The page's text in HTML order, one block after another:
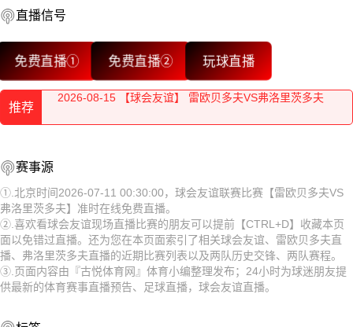
直播信号
免费直播① 免费直播② 玩球直播
推荐
2026-08-15 【球会友谊】 雷欧贝多夫VS弗洛里茨多夫
2026-08-15 【球会友谊】 雷欧贝多夫VS弗洛里茨多夫
2026-08-15 【球会友谊】 雷欧贝多夫VS弗洛里茨多夫
2026-08-15 【球会友谊】 雷欧贝多夫VS弗洛里茨多夫
2026-08-15 【球会友谊】 雷欧贝多夫VS弗洛里茨多夫
2026-08-15 【球会友谊】 雷欧贝多夫VS弗洛里茨多夫
2026-08-15 【球会友谊】 雷欧贝多夫VS弗洛里茨多夫
2026-08-15 【球会友谊】 雷欧贝多夫VS弗洛里茨多夫
赛事源
①.北京时间2026-07-11 00:30:00，球会友谊联赛比赛【雷欧贝多夫VS
弗洛里茨多夫】准时在线免费直播。
②.喜欢看球会友谊现场直播比赛的朋友可以提前【CTRL+D】收藏本页
面以免错过直播。还为您在本页面索引了相关球会友谊、雷欧贝多夫直
播、弗洛里茨多夫直播的近期比赛列表以及两队历史交锋、两队赛程。
③.页面内容由『古悦体育网』体育小编整理发布；24小时为球迷朋友提
供最新的体育赛事直播预告、足球直播，球会友谊直播。